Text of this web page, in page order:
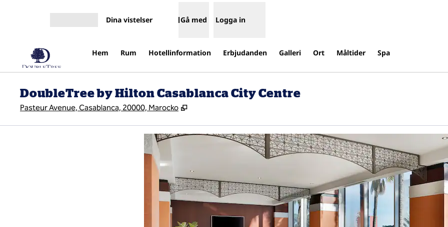
Dina vistelser Gå med Logga in
Hem Rum Hotellinformation Erbjudanden Galleri Ort Måltider Spa
DoubleTree by Hilton Casablanca City Centre
Pasteur Avenue, Casablanca, 20000, Marocko ,